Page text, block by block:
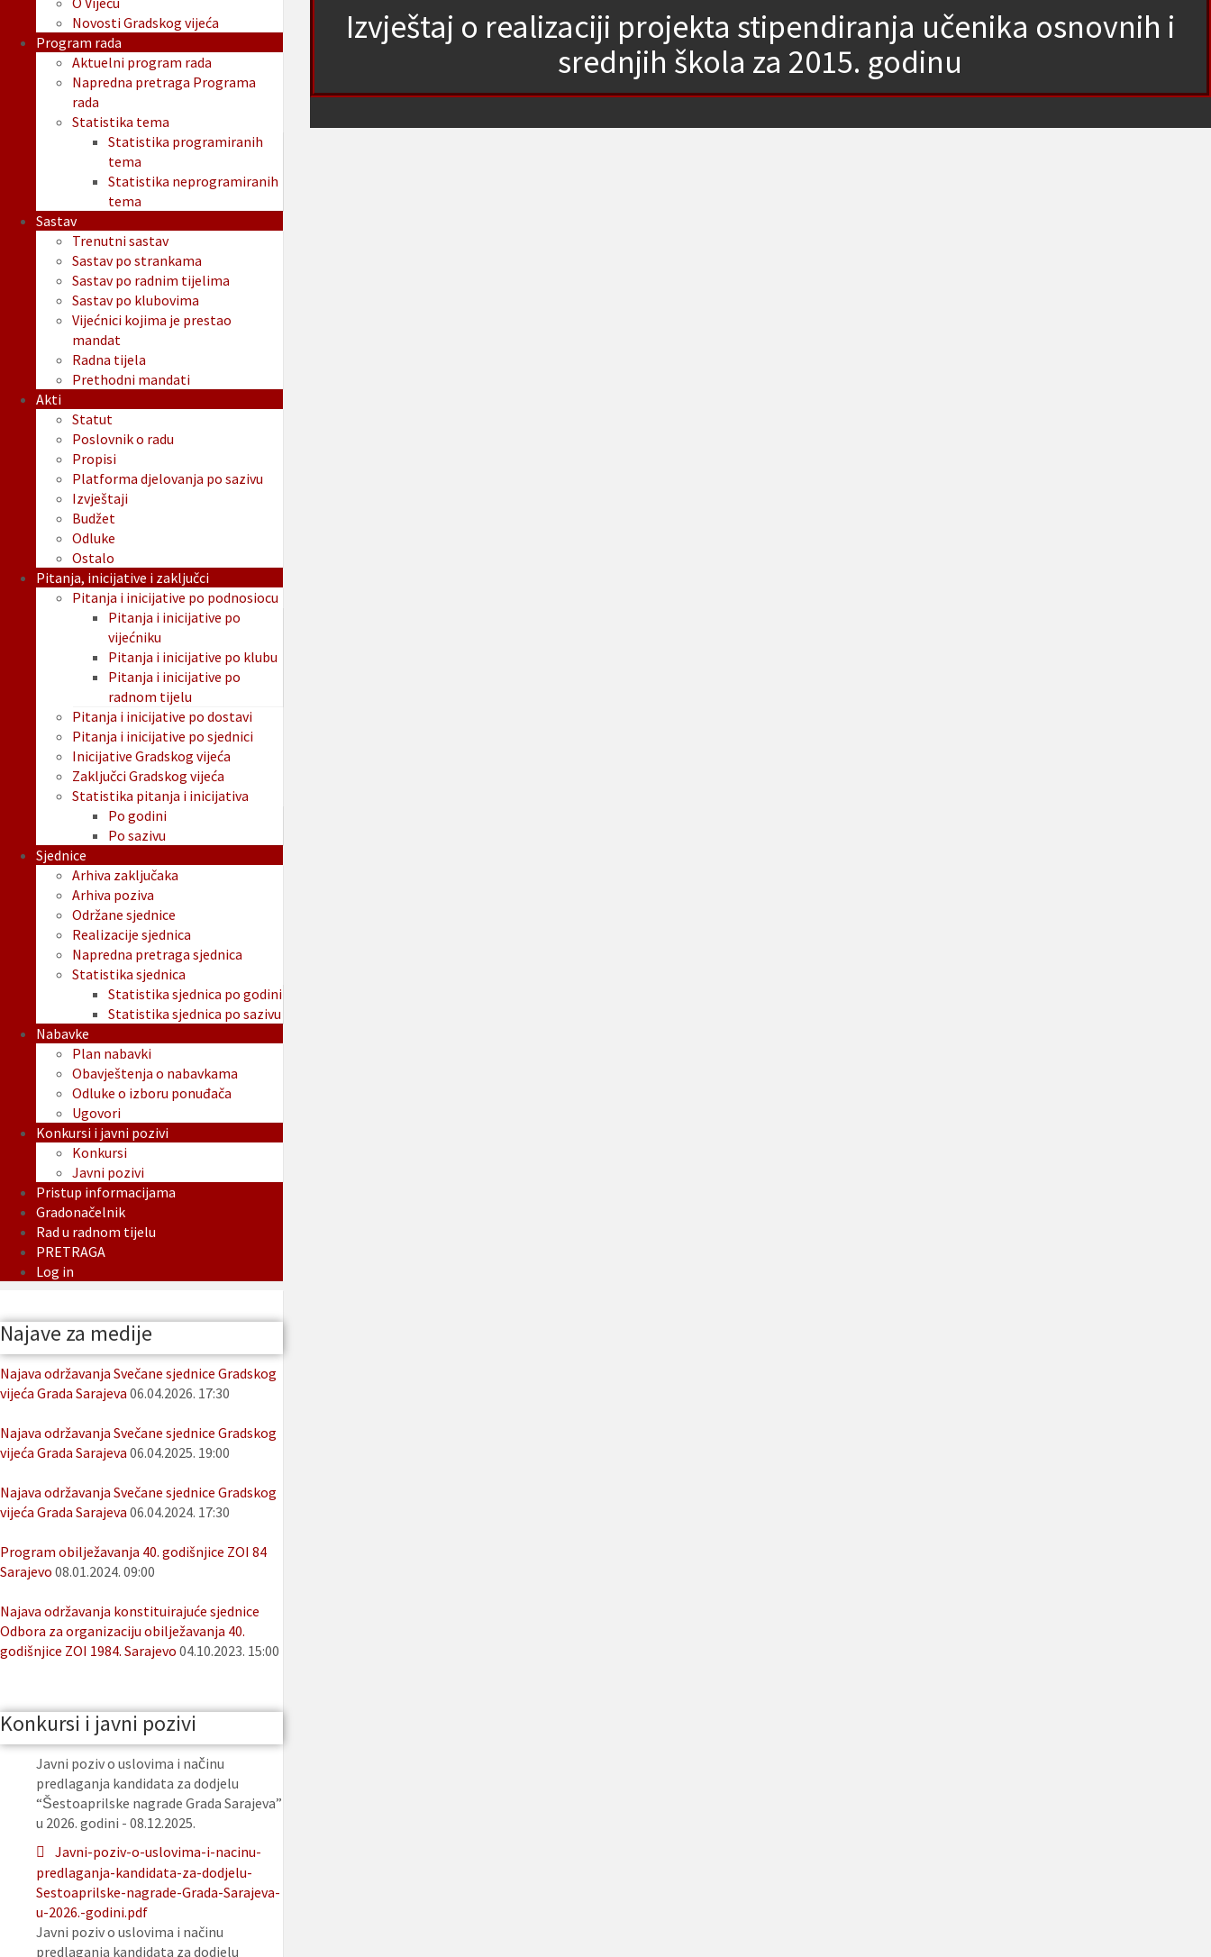
Izvještaj o realizaciji projekta stipendiranja učenika osnovnih i
srednjih škola za 2015. godinu
Novosti Gradskog vijeća
Program rada
Aktuelni program rada
Napredna pretraga Programa
rada
Statistika tema
Statistika programiranih
tema
Statistika neprogramiranih
tema
Sastav
Trenutni sastav
Sastav po strankama
Sastav po radnim tijelima
Sastav po klubovima
Vijećnici kojima je prestao
mandat
Radna tijela
Prethodni mandati
Akti
Statut
Poslovnik o radu
Propisi
Platforma djelovanja po sazivu
Izvještaji
Budžet
Odluke
Ostalo
Pitanja, inicijative i zaključci
Pitanja i inicijative po podnosiocu
Pitanja i inicijative po
vijećniku
Pitanja i inicijative po klubu
Pitanja i inicijative po
radnom tijelu
Pitanja i inicijative po dostavi
Pitanja i inicijative po sjednici
Inicijative Gradskog vijeća
Zaključci Gradskog vijeća
Statistika pitanja i inicijativa
Po godini
Po sazivu
Sjednice
Arhiva zaključaka
Arhiva poziva
Održane sjednice
Realizacije sjednica
Napredna pretraga sjednica
Statistika sjednica
Statistika sjednica po godini
Statistika sjednica po sazivu
Nabavke
Plan nabavki
Obavještenja o nabavkama
Odluke o izboru ponuđača
Ugovori
Konkursi i javni pozivi
Konkursi
Javni pozivi
Pristup informacijama
Gradonačelnik
Rad u radnom tijelu
PRETRAGA
Log in
Najave za medije
Najava održavanja Svečane sjednice Gradskog
vijeća Grada Sarajeva 06.04.2026. 17:30
Najava održavanja Svečane sjednice Gradskog
vijeća Grada Sarajeva 06.04.2025. 19:00
Najava održavanja Svečane sjednice Gradskog
vijeća Grada Sarajeva 06.04.2024. 17:30
Program obilježavanja 40. godišnjice ZOI 84
Sarajevo 08.01.2024. 09:00
Najava održavanja konstituirajuće sjednice
Odbora za organizaciju obilježavanja 40.
godišnjice ZOI 1984. Sarajevo 04.10.2023. 15:00
Konkursi i javni pozivi
Javni poziv o uslovima i načinu
predlaganja kandidata za dodjelu
“Šestoaprilske nagrade Grada Sarajeva”
u 2026. godini - 08.12.2025.
Javni-poziv-o-uslovima-i-nacinu-
predlaganja-kandidata-za-dodjelu-
Sestoaprilske-nagrade-Grada-Sarajeva-
u-2026.-godini.pdf
Javni poziv o uslovima i načinu
predlaganja kandidata za dodjelu